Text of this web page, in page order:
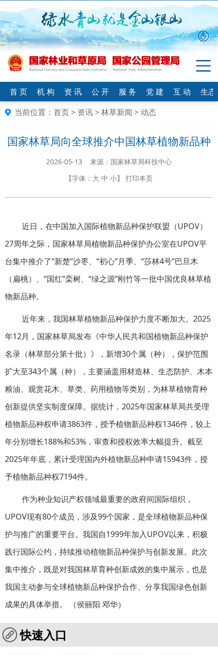
首 页 机 构 资 讯 公 开 服 务 党 建 互 动
生
当前位置： 首页> 资讯>林草新闻 >动态
国家林草局向全球推介中国林草植物新品种
2026-05-13 来源：国家林草局科技中心
【字体： 大 中 小】 打印本页
近日，在中国加入国际植物新品种保护联盟（UPOV）
27周年之际，国家林草局植物新品种保护办公室在UPOV平
台集中推介了“新楚”沙枣、“初心”月季、“莎林4号”巴旦木
（扁桃）、“国红”栾树、“绿之源”刚竹等一批中国优良林草植
物新品种。
近年来，我国林草植物新品种保护力度不断加大。2025
年12月，国家林草局发布《中华人民共和国植物新品种保护
名录（林草部分第十批）》，新增30个属（种），保护范围
扩大至343个属（种），主要涵盖用材造林、生态防护、木本
粮油、观赏花木、草类、药用植物等类别，为林草植物育种
创新提供坚实制度保障。据统计，2025年国家林草局共受理
植物新品种权申请3863件，授予植物新品种权1346件，较上
年分别增长188%和53%，审查和授权效率大幅提升。截至
2025年年底，累计受理国内外植物新品种申请15943件，授
予植物新品种权7194件。
作为种业知识产权领域最重要的政府间国际组织，
UPOV现有80个成员，涉及99个国家，是全球植物新品种保
护与推广的重要平台。我国自1999年加入UPOV以来，积极
践行国际公约，持续推动植物新品种保护与创新发展。此次
集中推介，既是对我国林草育种创新成效的集中展示，也是
我国主动参与全球植物新品种保护合作、分享我国绿色创新
成果的具体举措。 （侯丽阳 邓华）
快速入口